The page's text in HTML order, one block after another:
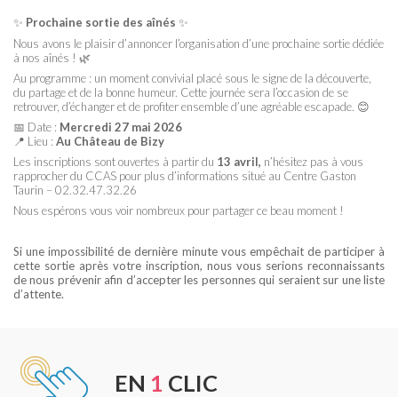
✨ Prochaine sortie des aînés ✨
Nous avons le plaisir d’annoncer l’organisation d’une prochaine sortie dédiée
à nos aînés ! 🌿
Au programme : un moment convivial placé sous le signe de la découverte,
du partage et de la bonne humeur. Cette journée sera l’occasion de se
retrouver, d’échanger et de profiter ensemble d’une agréable escapade. 😊
📅 Date : Mercredi 27 mai 2026
📍 Lieu : Au Château de Bizy
Les inscriptions sont ouvertes à partir du 13 avril, n’hésitez pas à vous
rapprocher du CCAS pour plus d’informations situé au Centre Gaston
Taurin – 02.32.47.32.26
Nous espérons vous voir nombreux pour partager ce beau moment !
Si une impossibilité de dernière minute vous empêchait de participer à
cette sortie après votre inscription, nous vous serions reconnaissants
de nous prévenir afin d’accepter les personnes qui seraient sur une liste
d’attente.
EN 1 CLIC